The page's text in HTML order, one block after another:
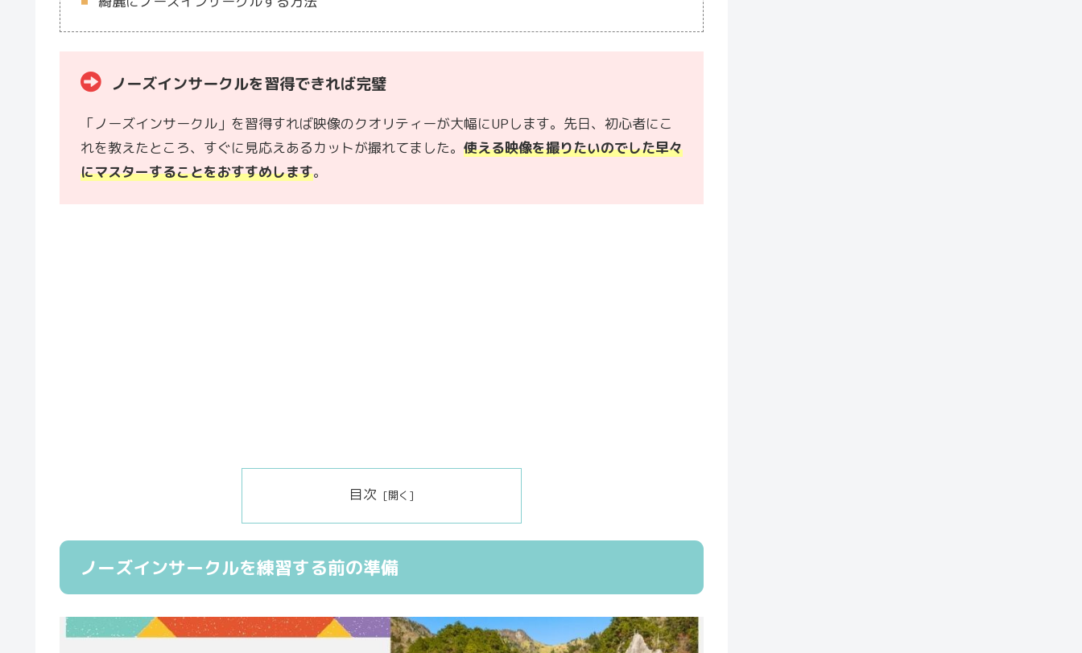
ノーズインサークルを習得できれば完璧
「ノーズインサークル」を習得すれば映像のクオリティーが大幅にUPします。先日、初心者にこ
れを教えたところ、すぐに見応えあるカットが撮れてました。 使える映像を撮りたいのでした早々
にマスターすることをおすすめします。
目次
ノーズインサークルを練習する前の準備